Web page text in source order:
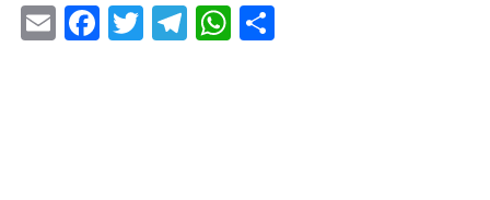
EmailFacebook
Twitter
Telegram
WhatsApp